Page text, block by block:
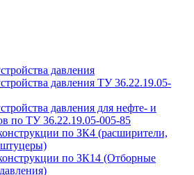
давления
давления ТУ 36.22.19.05-
давления для нефте- и
по ТУ 36.22.19.05-005-85
по ЗК4 (расширители,
по ЗК14 (Отборные